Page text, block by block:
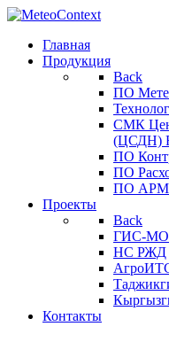
Главная
Продукция
Back
ПО
СМК
(ЦСДН)
ПО
ПО
ПО АРМ
Проекты
Back
ГИС-
НС РЖД
Контакты